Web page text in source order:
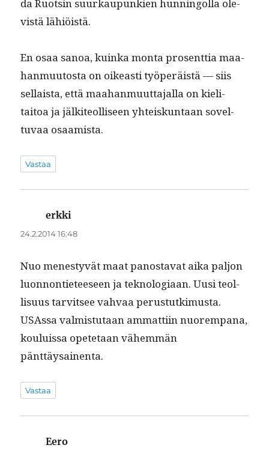
da Ruotsin suurkaupunkien hun­ningol­la ole­
vistä lähiöistä.
En osaa sanoa, kuin­ka mon­ta pros­ent­tia maa­
han­muu­tos­ta on oikeasti työperäistä — siis
sel­l­aista, että maa­han­muut­ta­jal­la on kieli­
taitoa ja jälki­te­ol­liseen yhteiskun­taan sovel­
tuvaa osaamista.
Vastaa
erkki
24.2.2014 16:48
Nuo men­estyvät maat panos­ta­vat aika paljon
luon­non­ti­eteeseen ja teknolo­giaan. Uusi teol­
lisu­us tarvit­see vah­vaa perus­tutkimus­ta.
USAs­sa valmis­tu­taan ammat­ti­in nuorem­pana,
kouluis­sa opete­taan vähem­män
pänttäysainenta.
Vastaa
Eero